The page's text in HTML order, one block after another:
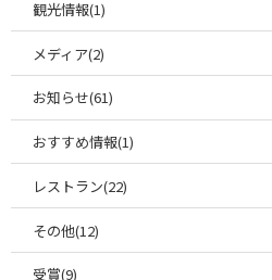
観光情報(1)
メディア(2)
お知らせ(61)
おすすめ情報(1)
レストラン(22)
その他(12)
受賞(9)